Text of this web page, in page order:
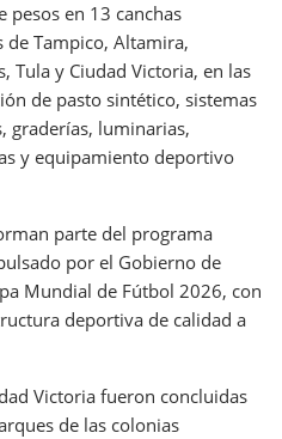
en 13 canchas
Tampico, Altamira,
Tula y Ciudad Victoria, en las
de pasto sintético, sistemas
graderías, luminarias,
y equipamiento deportivo
parte del programa
por el Gobierno de
Mundial de Fútbol 2026, con
deportiva de calidad a
Victoria fueron concluidas
de las colonias